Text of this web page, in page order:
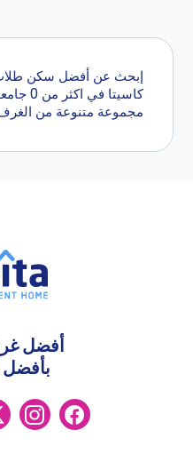
مجموعة متنوعة من الغرف
أفضل
بأفضل